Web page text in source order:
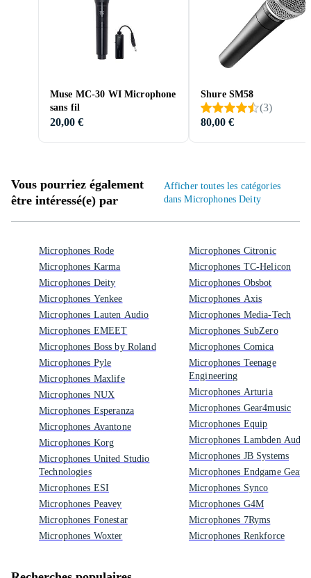
Muse MC-30 WI Microphone
sans fil
20,00 €
Shure SM58
(3)
80,00 €
Vous pourriez également
être intéressé(e) par
Afficher toutes les catégories
dans Microphones Deity
Microphones Rode
Microphones Karma
Microphones Deity
Microphones Yenkee
Microphones Lauten Audio
Microphones EMEET
Microphones Boss by Roland
Microphones Pyle
Microphones Maxlife
Microphones NUX
Microphones Esperanza
Microphones Avantone
Microphones Korg
Microphones United Studio
Technologies
Microphones ESI
Microphones Peavey
Microphones Fonestar
Microphones Woxter
Microphones Citronic
Microphones TC-Helicon
Microphones Obsbot
Microphones Axis
Microphones Media-Tech
Microphones SubZero
Microphones Comica
Microphones Teenage
Engineering
Microphones Arturia
Microphones Gear4music
Microphones Equip
Microphones Lambden Audio
Microphones JB Systems
Microphones Endgame Gear
Microphones Synco
Microphones G4M
Microphones 7Ryms
Microphones Renkforce